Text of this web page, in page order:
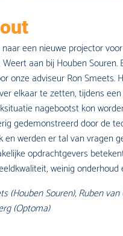
een nieuwe projector
aan bij Houben Souren.
onze adviseur Ron
elkaar te zetten, tijdens
nagebootst kon
gedemonstreerd door de
en werden er tal van vragen
opdrachtgevers
weinig
(Houben Souren), Ruben
(Optoma)